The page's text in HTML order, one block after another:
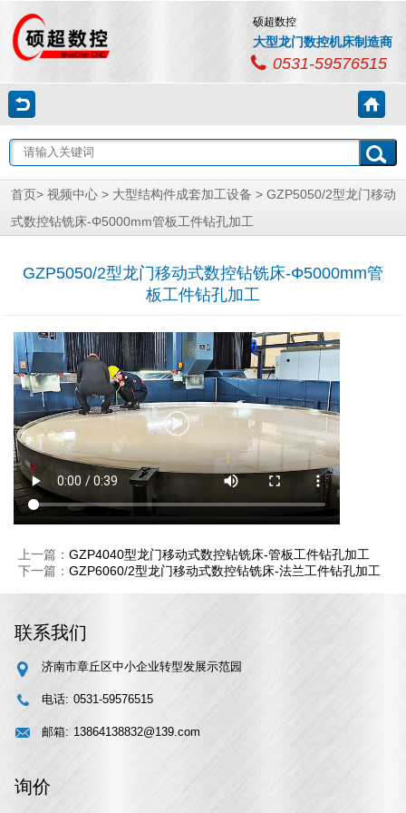
硕超数控
大型龙门数控机床制造商
0531-59576515
首页> 视频中心 > 大型结构件成套加工设备 > GZP5050/2型龙门移动
式数控钻铣床-Φ5000mm管板工件钻孔加工
GZP5050/2型龙门移动式数控钻铣床-Φ5000mm管
板工件钻孔加工
上一篇： GZP4040型龙门移动式数控钻铣床-管板工件钻孔加工
下一篇： GZP6060/2型龙门移动式数控钻铣床-法兰工件钻孔加工
联系我们
济南市章丘区中小企业转型发展示范园
电话: 0531-59576515
邮箱: 13864138832@139.com
询价